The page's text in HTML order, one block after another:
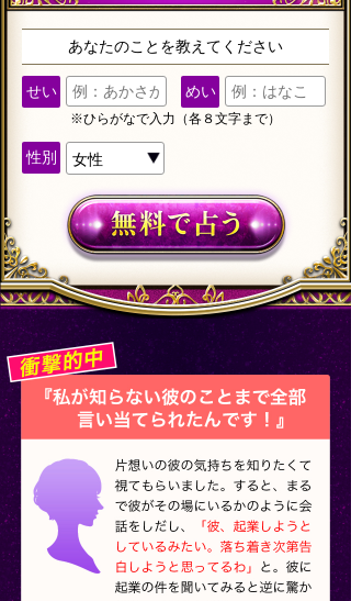
あなたのことを教えてください
せい めい
※ひらがなで入力（各８文字まで）
性別